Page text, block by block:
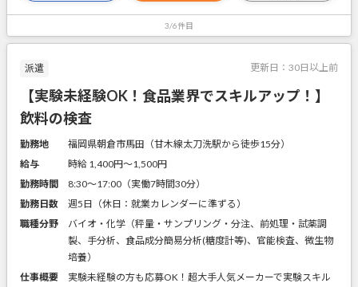
3/6件目
派遣 更新日： 30日以上前
【実験未経験OK！食品業界でスキルアップ！】
飲料の検査
勤務地
福岡県朝倉市馬田（甘木線太刀洗駅から徒歩15分）
給与
時給 1,400円〜1,500円
勤務時間
8:30～17:00（実働7時間30分）
勤務日数
週5日（休日：就業カレンダーに準ずる）
職種分野
バイオ・化学（秤量・サンプリング・分注、前処理・試薬調
製、手分析、食品成分簡易分析(糖度計等)、官能検査、微生物
培養）
仕事概要
実験未経験の方も応募OK！超大手人気メーカーで実験スキル